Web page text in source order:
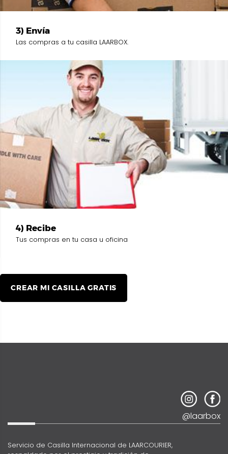
3) Envía
Las compras a tu casilla LAARBOX.
4) Recibe
Tus compras en tu casa u oficina
CREAR MI CASILLA GRATIS
@laarbox
Servicio de Casilla Internacional de LAARCOURIER,